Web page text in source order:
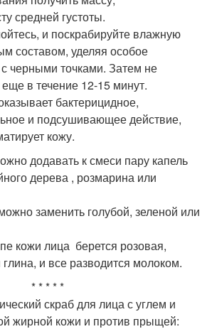
средней густоты.
и поскрабируйте влажную
составом, уделяя особое
черными точками. Затем не
в течение 12-15 минут.
бактерицидное,
и подсушивающее действие,
кожу.
додавать к смеси пару капель
дерева , розмарина или
заменить голубой, зеленой или
кожи лица берется розовая,
и все разводится молоком.
* * * * *
скраб для лица с углем и
жирной кожи и против прыщей: